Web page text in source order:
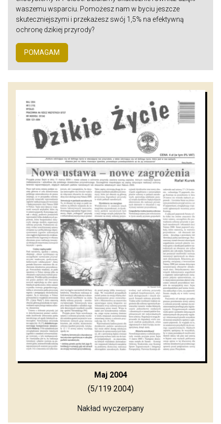
waszemu wsparciu. Pomożesz nam w byciu jeszcze
skuteczniejszymi i przekażesz swój 1,5% na efektywną
ochronę dzikiej przyrody?
POMAGAM
Maj 2004
(5/119 2004)
Nakład wyczerpany